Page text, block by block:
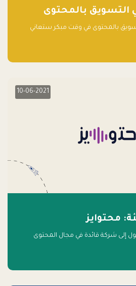
التسويق بالمحتوى
بالمحتوى في وقت مبكر ستعاني
10-06-2021
محتوايز
إلى شركة قائدة في مجال المحتوى